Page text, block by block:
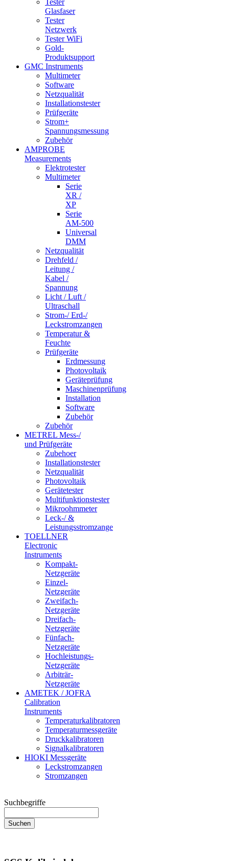
Glasfaser
Tester
Netzwerk
Tester WiFi
Gold-
Produktsupport
GMC Instruments
Multimeter
Software
Netzqualität
Installationstester
Prüfgeräte
Strom+
Spannungsmessung
Zubehör
AMPROBE
Measurements
Elektrotester
Multimeter
Serie
XR /
XP
Serie
AM-500
Universal
DMM
Netzqualität
Drehfeld /
Leitung /
Kabel /
Spannung
Licht / Luft /
Ultraschall
Strom-/ Erd-/
Leckstromzangen
Temperatur &
Feuchte
Prüfgeräte
Erdmessung
Photovoltaik
Geräteprüfung
Maschinenprüfung
Installation
Software
Zubehör
Zubehör
METREL Mess-/
und Prüfgeräte
Zubehoer
Installationstester
Netzqualität
Photovoltaik
Gerätetester
Multifunktionstester
Mikroohmmeter
Leck-/ &
Leistungsstromzange
TOELLNER
Electronic
Instruments
Kompakt-
Netzgeräte
Einzel-
Netzgeräte
Zweifach-
Netzgeräte
Dreifach-
Netzgeräte
Fünfach-
Netzgeräte
Hochleistungs-
Netzgeräte
Arbiträr-
Netzgeräte
AMETEK / JOFRA
Calibration
Instruments
Temperaturkalibratoren
Temperaturmessgeräte
Druckkalibratoren
Signalkalibratoren
HIOKI Messgeräte
Leckstromzangen
Stromzangen
Suchbegriffe